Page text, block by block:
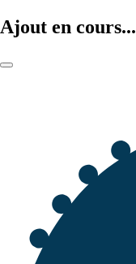
Ajout en cours...